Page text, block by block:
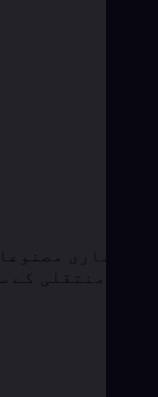
ہماری
منتقلی کے